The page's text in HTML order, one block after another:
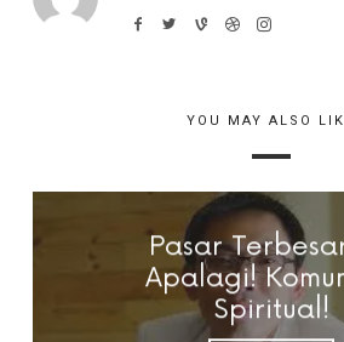
YOU MAY ALSO
Pasar
Apalagi!
Spiritual!